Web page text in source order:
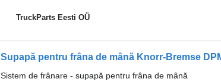
TruckParts Eesti OÜ
Sistem de frânare - supapă pentru frâna de mână